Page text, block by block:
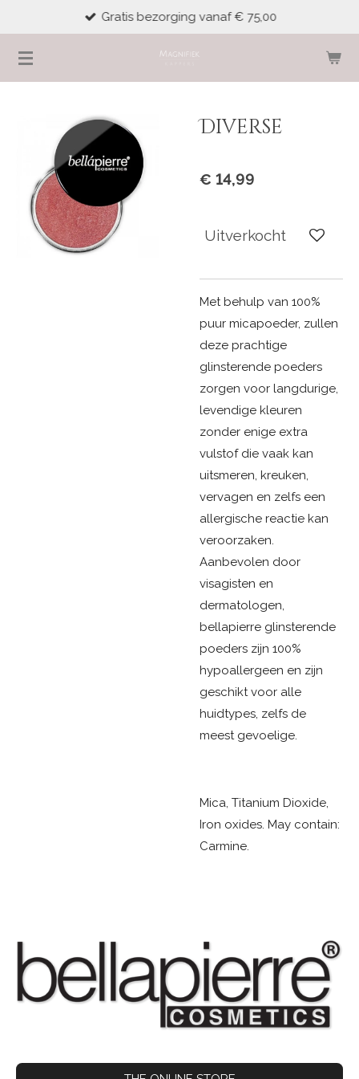
naar
de
Gratis bezorging vanaf € 75,00
Diverse
€ 14,99
Uitverkocht
Met behulp van 100%
puur micapoeder, zullen
deze prachtige
glinsterende poeders
zorgen voor langdurige,
levendige kleuren
zonder enige extra
vulstof die vaak kan
uitsmeren, kreuken,
vervagen en zelfs een
allergische reactie kan
veroorzaken.
Aanbevolen door
visagisten en
dermatologen,
bellapierre glinsterende
poeders zijn 100%
hypoallergeen en zijn
geschikt voor alle
huidtypes, zelfs de
meest gevoelige.
Mica, Titanium Dioxide,
Iron oxides. May contain:
Carmine.